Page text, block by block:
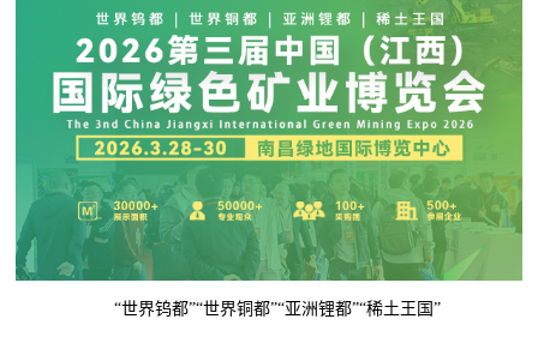
“世界钨都”“世界铜都”“亚洲锂都”“稀土王国”